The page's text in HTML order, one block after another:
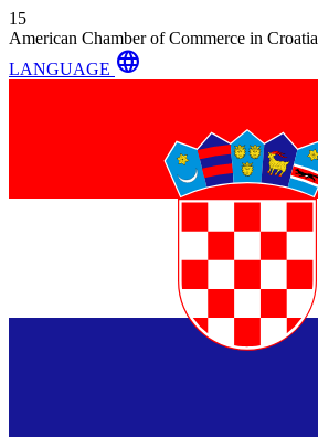
15
American Chamber of Commerce in Croatia
LANGUAGE language